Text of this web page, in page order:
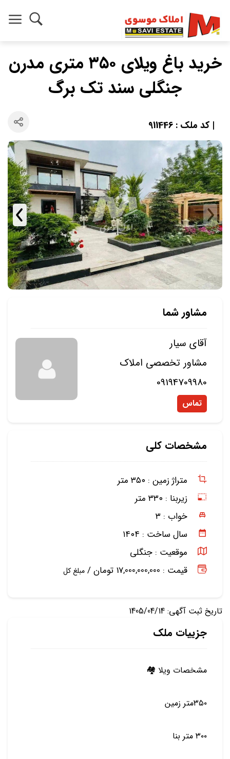
خرید باغ ویلای ۳۵۰ متری مدرن
جنگلی سند تک برگ
| کد ملک : 911446
مشاور شما
آقای سیار
مشاور تخصصی املاک
09194709980
تماس
مشخصات کلی
متراژ زمین : ۳۵۰ متر
زیربنا : ۳۳۰ متر
خواب : ۳
سال ساخت : ۱۴۰۴
موقعیت : جنگلی
قیمت : 17,000,000,000 تومان /
مبلغ کل
تاریخ ثبت آگهی: 1405/04/14
جزییات ملک
مشخصات ویلا 🏘
۳۵۰متر زمین
۳۰۰ متر بنا